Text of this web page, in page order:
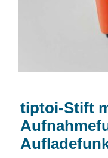
tiptoi-Stift